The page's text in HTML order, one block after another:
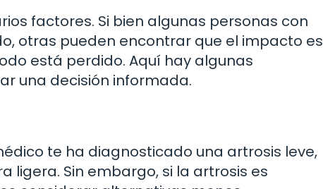
factores. Si bien algunas personas con
otras pueden encontrar que el impacto es
está perdido. Aquí hay algunas
una decisión informada.
te ha diagnosticado una artrosis leve,
ligera. Sin embargo, si la artrosis es